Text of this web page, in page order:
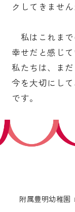
クしてきません
私はこれまで
幸せだと感じて
私たちは、ま
今を大切にし
です。
附属豊明幼稚園